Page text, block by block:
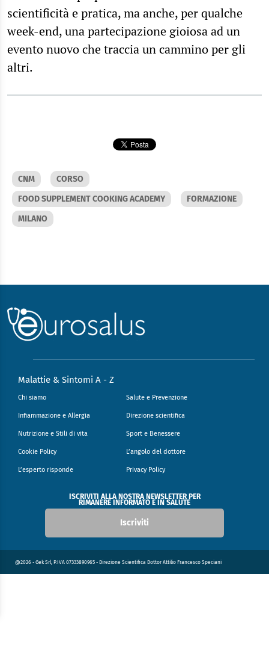
scientificità e pratica, ma anche, per qualche
week-end, una partecipazione gioiosa ad un
evento nuovo che traccia un cammino per gli
altri.
CNM
CORSO
FOOD SUPPLEMENT COOKING ACADEMY
FORMAZIONE
MILANO
Malattie & Sintomi A - Z
Chi siamo Salute e Prevenzione
Infiammazione e Allergia Direzione scientifica
Nutrizione e Stili di vita Sport e Benessere
Cookie Policy L’angolo del dottore
L’esperto risponde Privacy Policy
ISCRIVITI ALLA NOSTRA NEWSLETTER PER
RIMANERE INFORMATO E IN SALUTE
Iscriviti
@2026 - Gek Srl, P.IVA 07333890965 - Direzione Scientifica Dottor Attilio Francesco Speciani